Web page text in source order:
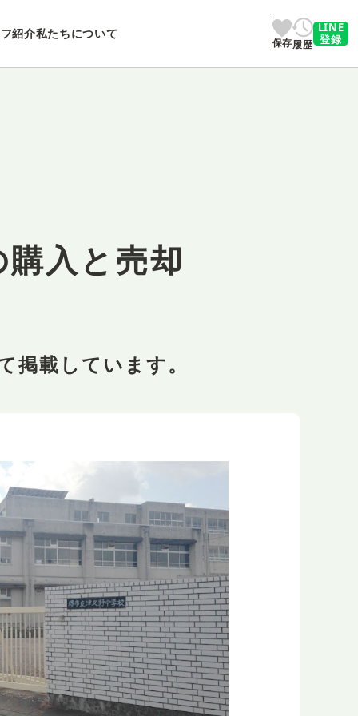
紹介私たちについて
保存履歴
LINE
登録
入と売却
掲載しています。